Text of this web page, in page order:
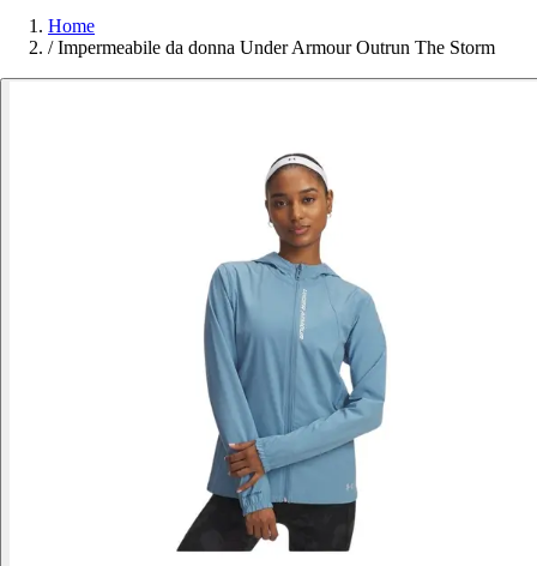
Home
/ Impermeabile da donna Under Armour Outrun The Storm